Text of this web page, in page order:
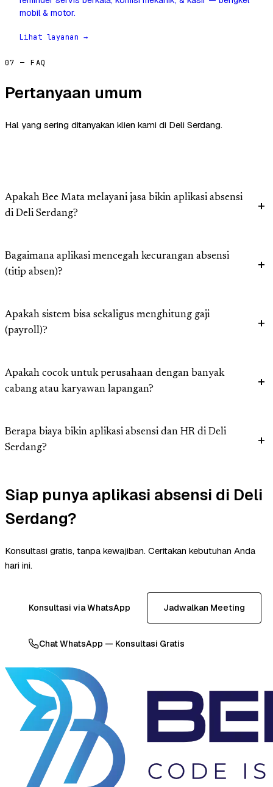
mobil & motor.
Lihat layanan →
07 — FAQ
Pertanyaan umum
Hal yang sering ditanyakan klien kami di Deli Serdang.
Apakah Bee Mata melayani jasa bikin aplikasi absensi
di Deli Serdang?
Bagaimana aplikasi mencegah kecurangan absensi
(titip absen)?
Apakah sistem bisa sekaligus menghitung gaji
(payroll)?
Apakah cocok untuk perusahaan dengan banyak
cabang atau karyawan lapangan?
Berapa biaya bikin aplikasi absensi dan HR di Deli
Serdang?
Siap punya aplikasi absensi di Deli
Serdang?
Konsultasi gratis, tanpa kewajiban. Ceritakan kebutuhan Anda
hari ini.
Konsultasi via WhatsApp Jadwalkan Meeting
Chat WhatsApp — Konsultasi Gratis